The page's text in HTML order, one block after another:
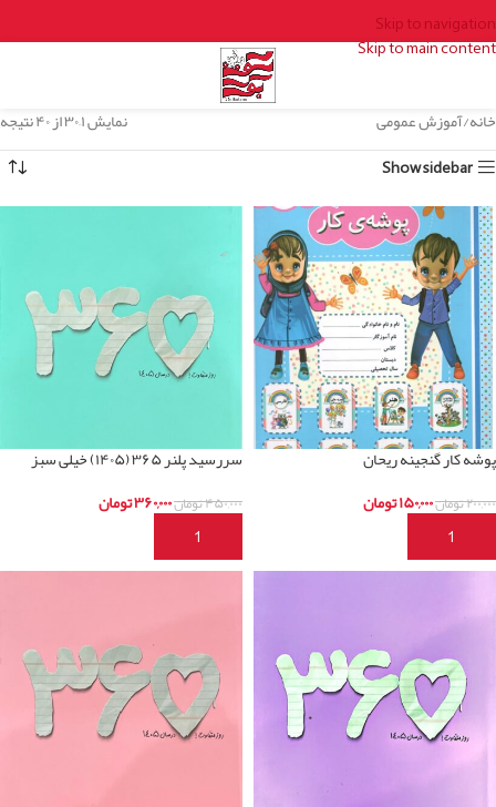
Skip to navigation
Skip to main content
خانه آموزش عمومی
نمایش ۱–۳۰ از ۴۰ نتیجه
Show sidebar
پوشه کار گنجینه ریحان
۲۰۰,۰۰۰تومان۱۵۰,۰۰۰تومان
افزودن به سبد خرید
سررسید پلنر ۳۶۵ (۱۴۰۵) خیلی سبز
۴۵۰,۰۰۰تومان۳۶۰,۰۰۰تومان
افزودن به سبد خرید